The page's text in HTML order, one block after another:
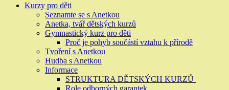
Kurzy pro děti
Seznamte se s Anetkou
Anetka, tvář dětských kurzů
Gymnastický kurz pro děti
Proč je pohyb součástí vztahu k přírodě
Tvoření s Anetkou
Hudba s Anetkou
Informace
STRUKTURA DĚTSKÝCH KURZŮ
Role odborných garantek